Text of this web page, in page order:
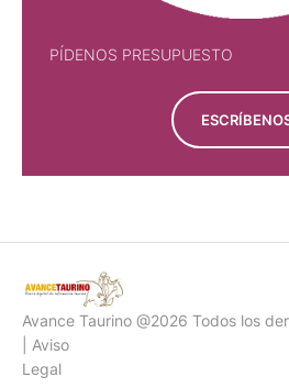
PÍDENOS PRESUPUESTO
Avance Taurino @2026 Todos los
| Aviso
Legal